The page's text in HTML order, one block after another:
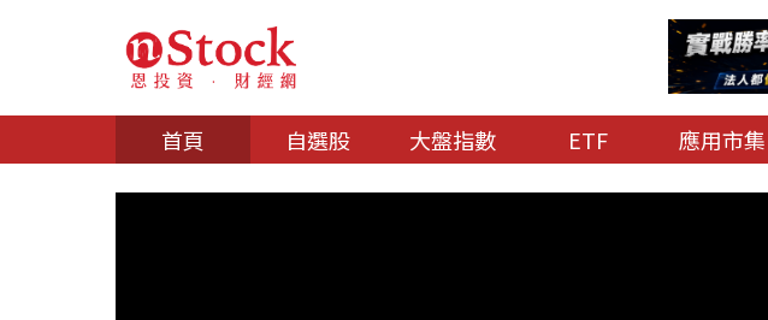
首頁 自選股 大盤指數 ETF 應用市集